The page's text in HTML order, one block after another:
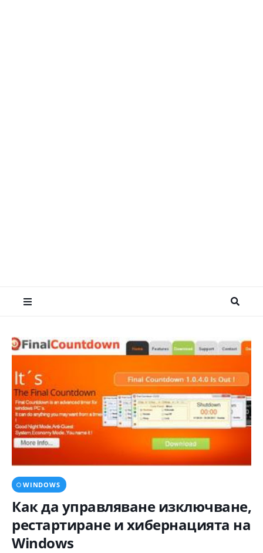
WINDOWS
Как да управляване изключване,
рестартиране и хибернацията на
Windows